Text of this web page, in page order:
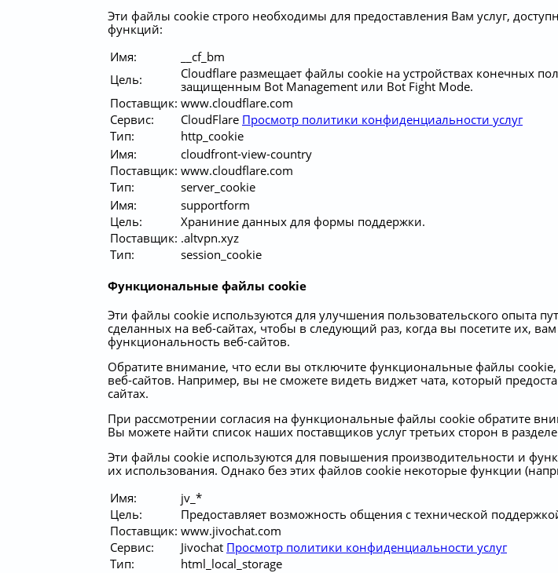
Эти файлы cookie строго необходимы для предоставления Вам услуг,
функций:
Имя:
__cf_bm
Цель:
Cloudflare размещает файлы cookie на устройствах конечных
защищенным Bot Management или Bot Fight Mode.
Поставщик: www.cloudflare.com
Сервис:
CloudFlare Просмотр политики конфиденциальности услуг
Тип:
http_cookie
Имя:
cloudfront-view-country
Поставщик: www.cloudflare.com
Тип:
server_cookie
Имя:
supportform
Цель:
Храниние данных для формы поддержки.
Поставщик: .altvpn.xyz
Тип:
session_cookie
Функциональные файлы cookie
Эти файлы cookie используются для улучшения пользовательского
сделанных на веб-сайтах, чтобы в следующий раз, когда вы посетите их,
функциональность веб-сайтов.
Обратите внимание, что если вы отключите функциональные файлы
веб-сайтов. Например, вы не сможете видеть виджет чата, который
сайтах.
При рассмотрении согласия на функциональные файлы cookie обратите
Вы можете найти список наших поставщиков услуг третьих сторон в
Эти файлы cookie используются для повышения производительности и
их использования. Однако без этих файлов cookie некоторые функции
Имя:
jv_*
Цель:
Предоставляет возможность общения с технической
Поставщик: www.jivochat.com
Сервис:
Jivochat Просмотр политики конфиденциальности услуг
Тип:
html_local_storage